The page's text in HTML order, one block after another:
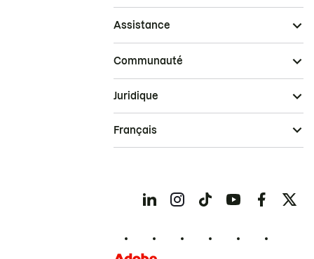
Assistance
Communauté
Juridique
Français